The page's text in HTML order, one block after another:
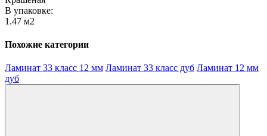
В упаковке:
1.47 м2
Похожие категории
Ламинат 33 класс 12 мм Ламинат 33 класс дуб Ламинат 12 мм
дуб